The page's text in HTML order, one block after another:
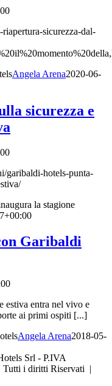
sicurezza-dal-
Angela Arena2020-06-
sicurezza e
garibaldi-hotels-punta-
la stagione
Garibaldi
estiva entra nel vivo e
ai primi ospiti [...]
Angela Arena2018-05-
Srl - P.IVA
i diritti Riservati |